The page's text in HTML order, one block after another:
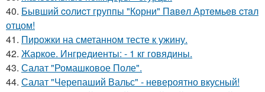
40. Бывший cолиcт группы "Корни" Пaвeл Артeмьeв cтaл
отцом!
41. Пирожки на сметанном тесте к ужину.
42. Жаркое. Ингредиенты: - 1 кг говядины.
43. Салат "Ромашковое Поле".
44. Салат "Черепаший Вальс" - невероятно вкусный!